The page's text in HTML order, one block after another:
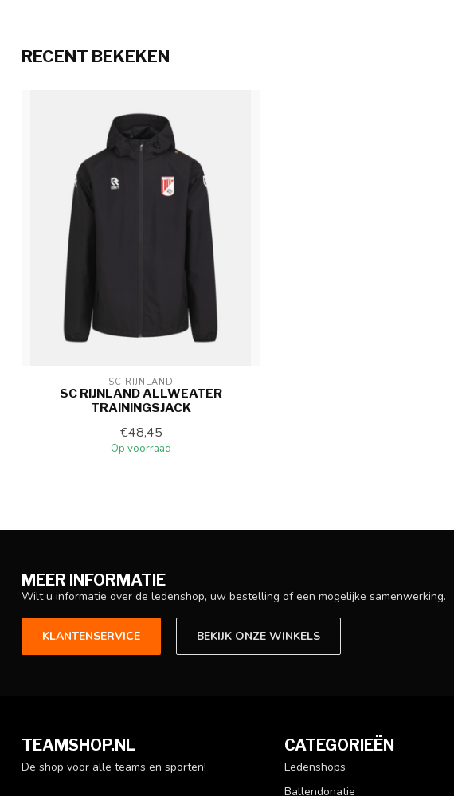
RECENT BEKEKEN
SC RIJNLAND
SC RIJNLAND ALLWEATER
TRAININGSJACK
€48,45
Op voorraad
MEER INFORMATIE
Wilt u informatie over de ledenshop, uw bestelling of een mogelijke samenwerking.
KLANTENSERVICE BEKIJK ONZE WINKELS
TEAMSHOP.NL
De shop voor alle teams en sporten!
CATEGORIEËN
Ledenshops
Ballendonatie